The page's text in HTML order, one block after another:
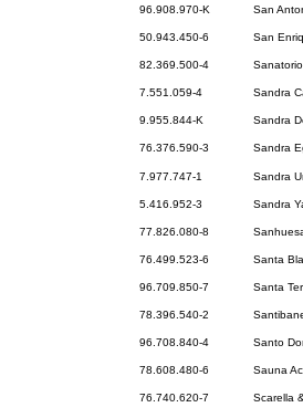
96.908.970-K San
50.943.450-6 San
82.369.500-4
7.551.059-4 Sandra
9.955.844-K Sandra
76.376.590-3 Sandra
7.977.747-1 Sandra
5.416.952-3 Sandra
77.826.080-8
76.499.523-6 Santa
96.709.850-7 Santa
78.396.540-2
96.708.840-4 Santo
78.608.480-6 Sauna
76.740.620-7 Scarella